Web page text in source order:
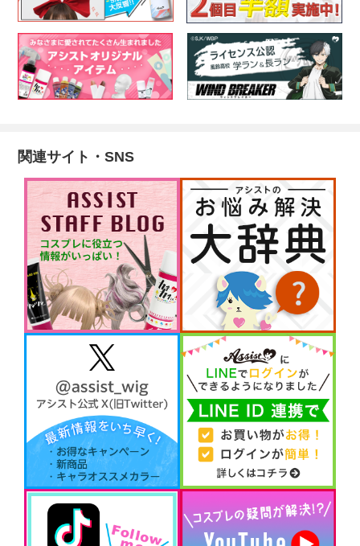
関連サイト・SNS